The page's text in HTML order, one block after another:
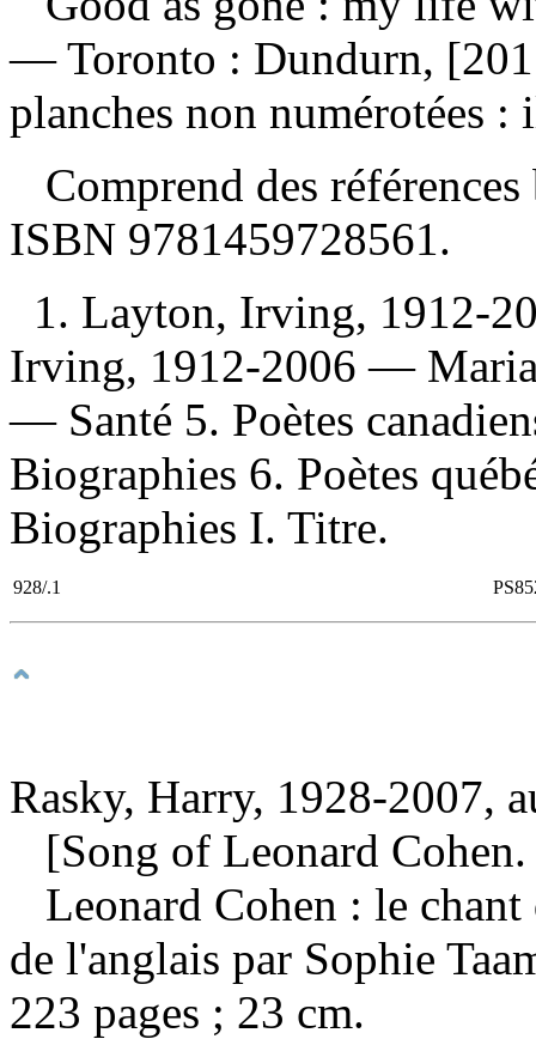
— Toronto : Dundurn,
planches non numérotées
Comprend des
ISBN 9781459728561.
1. Layton, Irving, 1912-
Irving, 1912-2006 —
— Santé 5. Poètes
Biographies 6. Poètes
Biographies I. Titre.
928/.1
Rasky, Harry, 1928-2007,
[Song of Leonard Cohen.
Leonard Cohen : le
de l'anglais par Sophie
223 pages ; 23 cm.